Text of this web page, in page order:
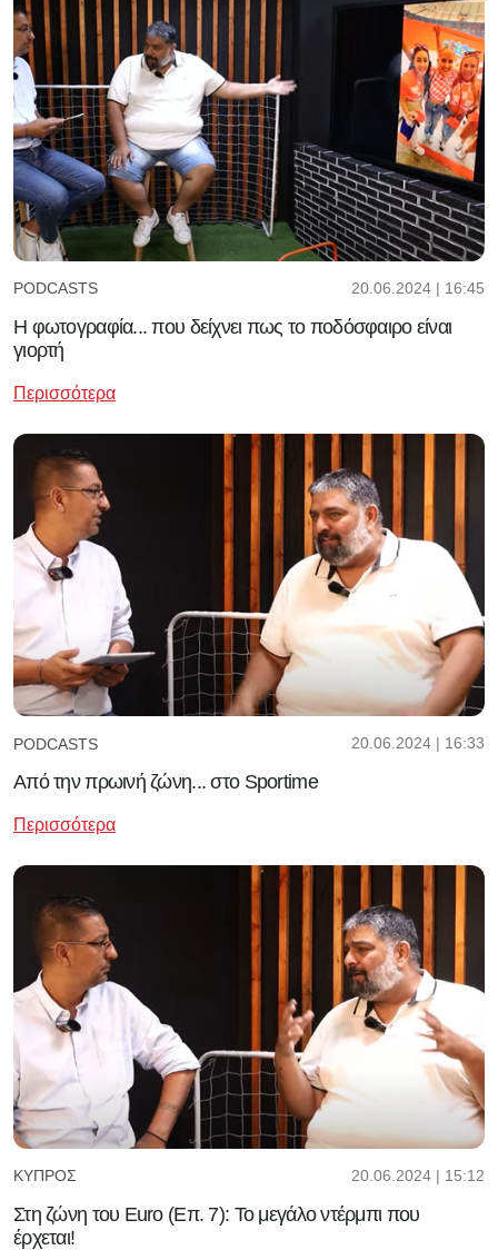
PODCASTS 20.06.2024 | 16:45
Η φωτογραφία... που δείχνει πως το ποδόσφαιρο είναι
γιορτή
Περισσότερα
PODCASTS 20.06.2024 | 16:33
Από την πρωινή ζώνη... στο Sportime
Περισσότερα
ΚΎΠΡΟΣ 20.06.2024 | 15:12
Στη ζώνη του Euro (Επ. 7): Το μεγάλο ντέρμπι που
έρχεται!